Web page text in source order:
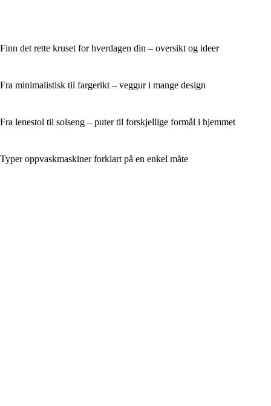
Finn det rette kruset for hverdagen din – oversikt og ideer
Fra minimalistisk til fargerikt – veggur i mange design
Fra lenestol til solseng – puter til forskjellige formål i hjemmet
Typer oppvaskmaskiner forklart på en enkel måte